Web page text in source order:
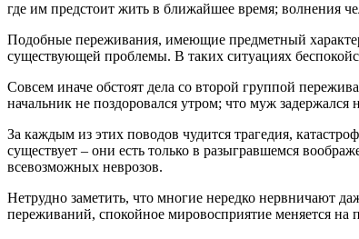
где им предстоит жить в ближайшее время; волнения
Подобные переживания, имеющие предметный
существующей проблемы. В таких ситуациях
Совсем иначе обстоят дела со второй группой
начальник не поздоровался утром; что муж
За каждым из этих поводов чудится трагедия,
существует – они есть только в разыгравшемся
всевозможных неврозов.
Нетрудно заметить, что многие нередко нервничают
переживаний, спокойное мировосприятие меняется